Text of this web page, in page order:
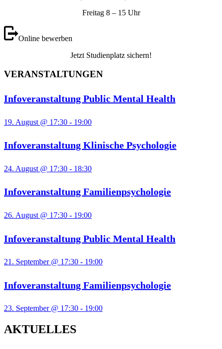
Freitag 8 – 15 Uhr
Online bewerben
Jetzt Studienplatz sichern!
VERANSTALTUNGEN
Infoveranstaltung Public Mental Health
19. August @ 17:30 - 19:00
Infoveranstaltung Klinische Psychologie
24. August @ 17:30 - 18:30
Infoveranstaltung Familienpsychologie
26. August @ 17:30 - 19:00
Infoveranstaltung Public Mental Health
21. September @ 17:30 - 19:00
Infoveranstaltung Familienpsychologie
23. September @ 17:30 - 19:00
AKTUELLES